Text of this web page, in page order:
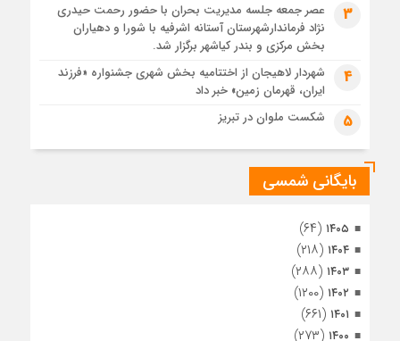
تصاویر هوایی مراسم تشییع پیکر مطهر آقای شهید ایران – مشهد
مراسم تشییع پیکر مطهر آقای شهید ایران – مشهد
تصاویری از تراکم جمعیت حاضر در میدان ثورهالعشرین نجف
اشرف
3
عصر جمعه جلسه مدیریت بحران با حضور رحمت حیدری
نژاد فرماندارشهرستان آستانه اشرفیه با شورا و دهیاران
بخش مرکزی و بندر کیاشهر برگزار شد.
4
شهردار لاهیجان از اختتامیه بخش شهری جشنواره «فرزند
ایران، قهرمان زمین» خبر داد
5 شکست ملوان در تبریز
بایگانی شمسی
۱۴۰۵ (۶۴)
۱۴۰۴ (۲۱۸)
۱۴۰۳ (۲۸۸)
۱۴۰۲ (۱۲۰۰)
۱۴۰۱ (۶۶۱)
۱۴۰۰ (۲۷۳)